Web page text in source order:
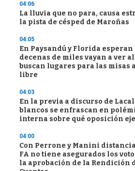
04:06
La lluvia que no para, causa
la pista de césped de Maroñas
04:05
En Paysandú y Florida esperan
decenas de miles vayan a ver al
buscan lugares para las misas
libre
04:03
En la previa a discurso de
blancos se enfrascan en
interna sobre qué oposición
04:00
Con Perrone y Manini
FA no tiene asegurados los
la aprobación de la Rendición